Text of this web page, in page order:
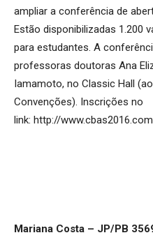
ampliar a conferência de
Estão disponibilizadas 1.200
para estudantes. A
professoras doutoras Ana
Iamamoto, no Classic Hall
Convenções). Inscrições no
link: http://
Mariana Costa – JP/PB